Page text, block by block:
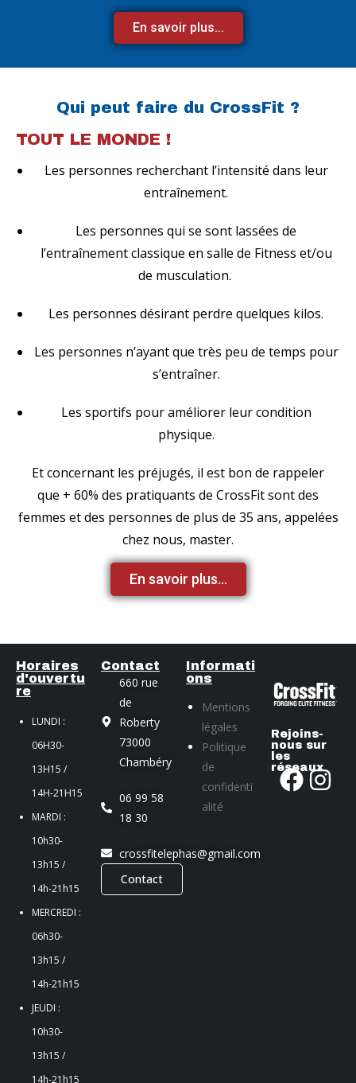
En savoir plus...
Qui peut faire du CrossFit ?
TOUT LE MONDE !
Les personnes recherchant l’intensité dans leur
entraînement.
Les personnes qui se sont lassées de
l’entraînement classique en salle de Fitness et/ou
de musculation.
Les personnes désirant perdre quelques kilos.
Les personnes n’ayant que très peu de temps pour
s’entraîner.
Les sportifs pour améliorer leur condition
physique.
Et concernant les préjugés, il est bon de rappeler
que + 60% des pratiquants de CrossFit sont des
femmes et des personnes de plus de 35 ans, appelées
chez nous, master.
En savoir plus...
Horaires
d'ouvertu
re
LUNDI :
06H30-
13H15 /
14H-21H15
MARDI :
10h30-
13h15 /
14h-21h15
MERCREDI :
06h30-
13h15 /
14h-21h15
JEUDI :
10h30-
13h15 /
14h-21h15
Contact
660 rue
de
Roberty
73000
Chambéry
06 99 58
18 30
crossfitelephas@gmail.com
Contact
Informati
ons
Mentions
légales
Politique
de
confidenti
alité
Rejoins-
nous sur
les
réseaux